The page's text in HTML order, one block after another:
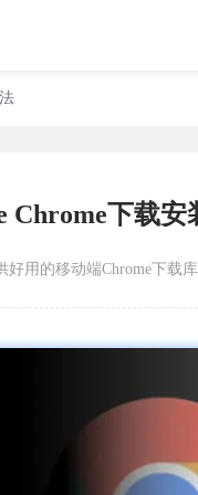
Chrome下载
好用的移动端Chrome下载